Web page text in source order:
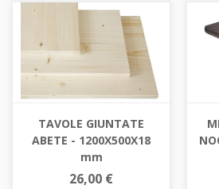
TAVOLE GIUNTATE
ABETE - 1200X500X18
mm
26,00 €